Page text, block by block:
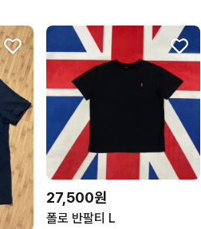
27,500원
폴로 반팔티 L